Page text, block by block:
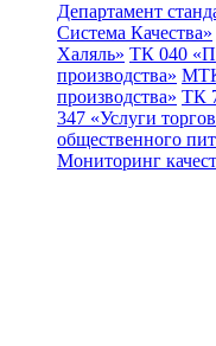
Департамент
Система Качества»
Халяль» ТК 040
производства» МТК
производства» ТК
347 «Услуги
общественного
Мониторинг